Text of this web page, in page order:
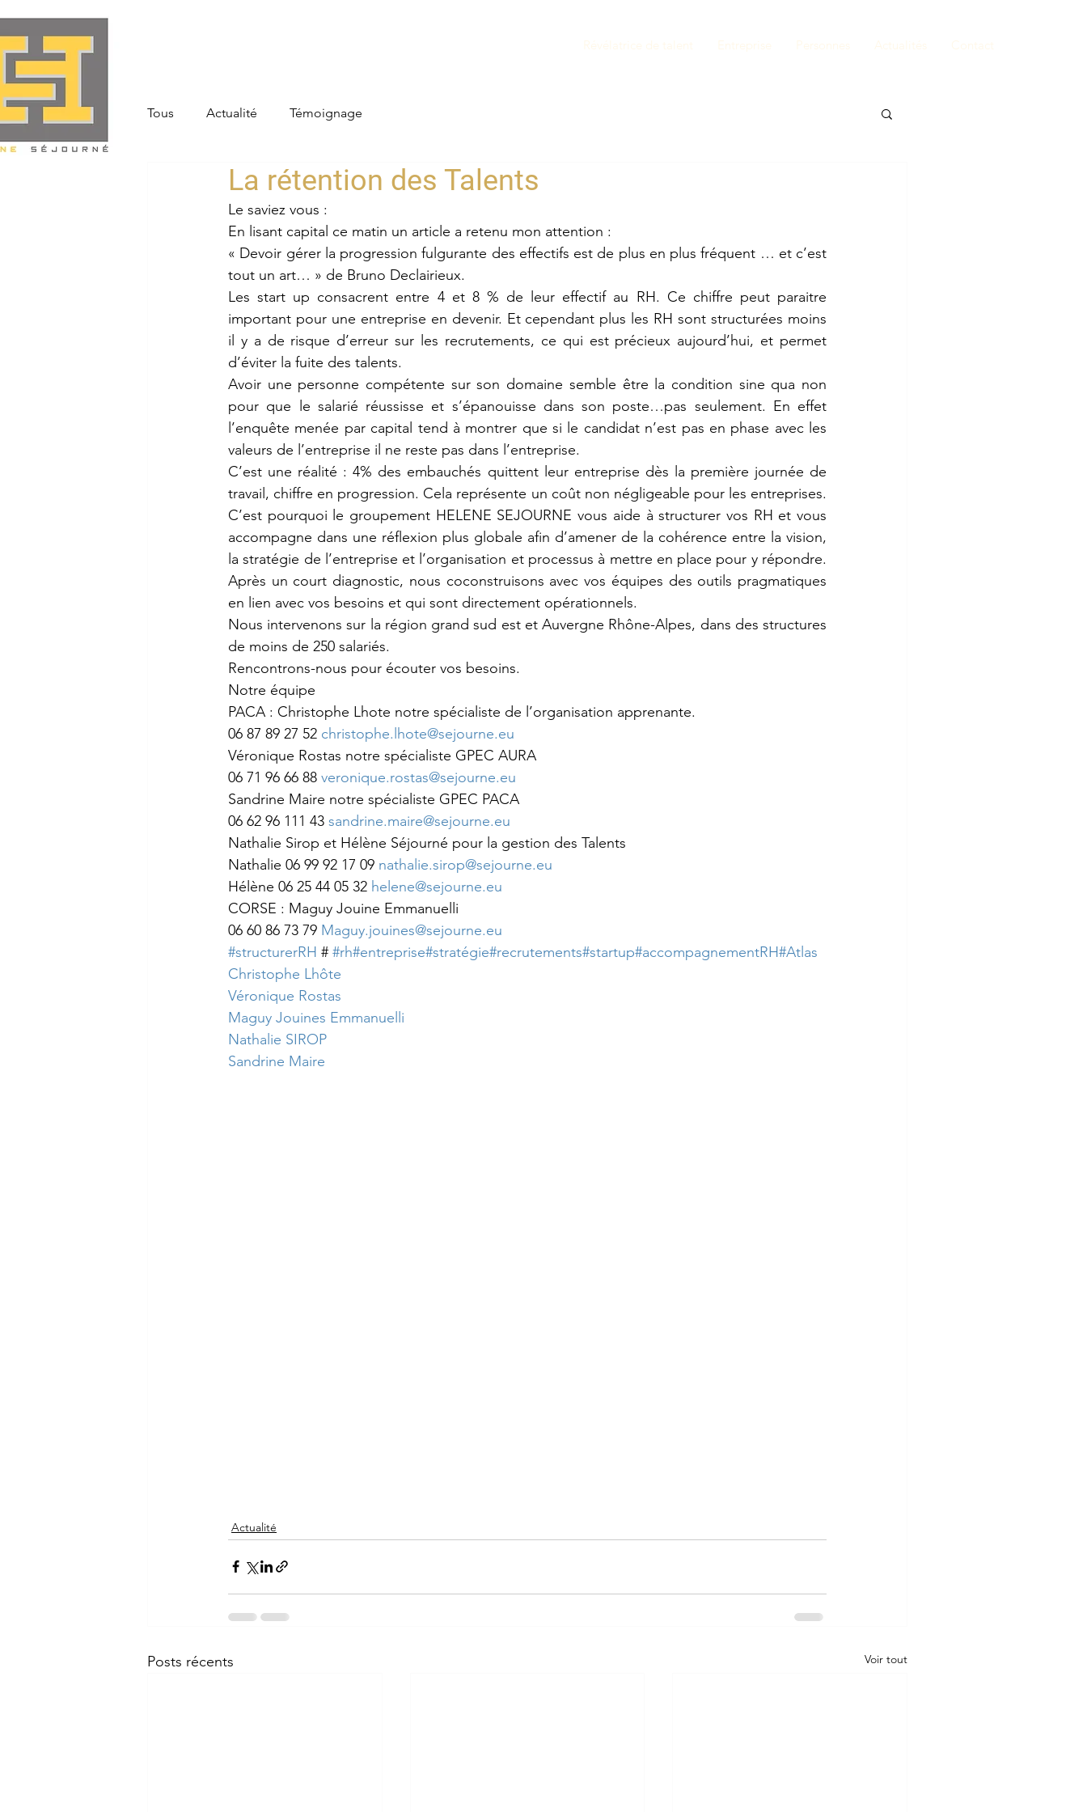
Révélatrice de talent Entreprise Personnes Actualités Contact
Tous Actualité Témoignage
La rétention des Talents
Le saviez vous :
En lisant capital ce matin un article a retenu mon attention :
« Devoir gérer la progression fulgurante des effectifs est de plus en plus fréquent … et c’est
tout un art… » de Bruno Declairieux.
Les start up consacrent entre 4 et 8 % de leur effectif au RH. Ce chiffre peut paraitre
important pour une entreprise en devenir. Et cependant plus les RH sont structurées moins
il y a de risque d’erreur sur les recrutements, ce qui est précieux aujourd’hui, et permet
d’éviter la fuite des talents.
Avoir une personne compétente sur son domaine semble être la condition sine qua non
pour que le salarié réussisse et s’épanouisse dans son poste…pas seulement. En effet
l’enquête menée par capital tend à montrer que si le candidat n’est pas en phase avec les
valeurs de l’entreprise il ne reste pas dans l’entreprise.
C’est une réalité : 4% des embauchés quittent leur entreprise dès la première journée de
travail, chiffre en progression. Cela représente un coût non négligeable pour les entreprises.
C’est pourquoi le groupement HELENE SEJOURNE vous aide à structurer vos RH et vous
accompagne dans une réflexion plus globale afin d’amener de la cohérence entre la vision,
la stratégie de l’entreprise et l’organisation et processus à mettre en place pour y répondre.
Après un court diagnostic, nous coconstruisons avec vos équipes des outils pragmatiques
en lien avec vos besoins et qui sont directement opérationnels.
Nous intervenons sur la région grand sud est et Auvergne Rhône-Alpes, dans des structures
de moins de 250 salariés.
Rencontrons-nous pour écouter vos besoins.
Notre équipe
PACA : Christophe Lhote notre spécialiste de l’organisation apprenante.
06 87 89 27 52 christophe.lhote@sejourne.eu
Véronique Rostas notre spécialiste GPEC AURA
06 71 96 66 88 veronique.rostas@sejourne.eu
Sandrine Maire notre spécialiste GPEC PACA
06 62 96 111 43 sandrine.maire@sejourne.eu
Nathalie Sirop et Hélène Séjourné pour la gestion des Talents
Nathalie 06 99 92 17 09 nathalie.sirop@sejourne.eu
Hélène 06 25 44 05 32 helene@sejourne.eu
CORSE : Maguy Jouine Emmanuelli
06 60 86 73 79 Maguy.jouines@sejourne.eu
#structurerRH # #rh#entreprise#stratégie#recrutements#startup#accompagnementRH#Atlas
Christophe Lhôte
Véronique Rostas
Maguy Jouines Emmanuelli
Nathalie SIROP
Sandrine Maire
Actualité
Posts récents Voir tout